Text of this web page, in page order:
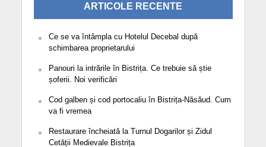
ARTICOLE RECENTE
Ce se va întâmpla cu Hotelul Decebal după
schimbarea proprietarului
Panouri la intrările în Bistrița. Ce trebuie să știe
șoferii. Noi verificări
Cod galben și cod portocaliu în Bistrița-Năsăud. Cum
va fi vremea
Restaurare încheiată la Turnul Dogarilor și Zidul
Cetății Medievale Bistrița